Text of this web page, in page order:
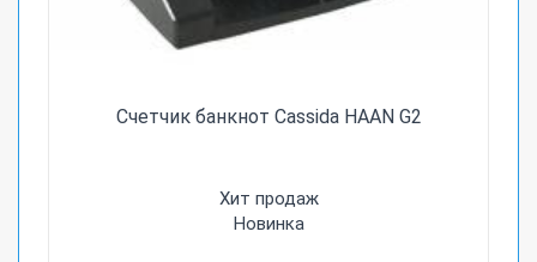
Счетчик банкнот Cassida HAAN G2
Хит продаж
Новинка